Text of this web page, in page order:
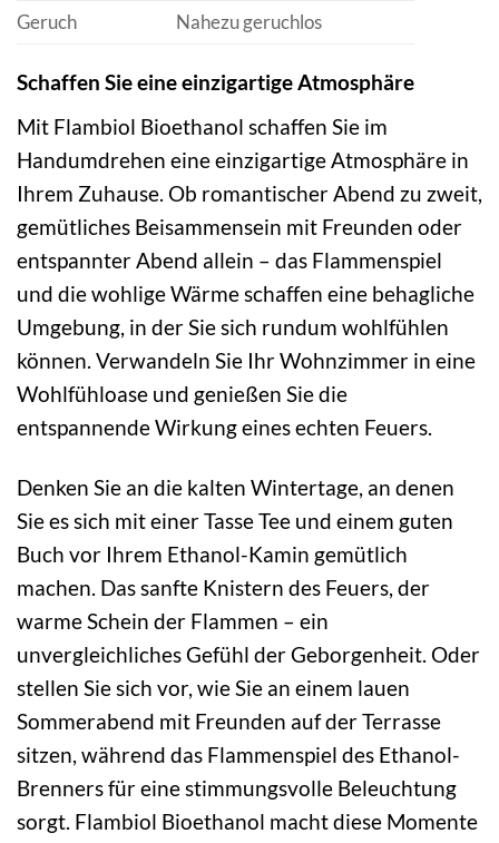
Geruch
Nahezu geruchlos
Schaffen Sie eine einzigartige Atmosphäre
Mit Flambiol Bioethanol schaffen Sie im
Handumdrehen eine einzigartige Atmosphäre in
Ihrem Zuhause. Ob romantischer Abend zu zweit,
gemütliches Beisammensein mit Freunden oder
entspannter Abend allein – das Flammenspiel
und die wohlige Wärme schaffen eine behagliche
Umgebung, in der Sie sich rundum wohlfühlen
können. Verwandeln Sie Ihr Wohnzimmer in eine
Wohlfühloase und genießen Sie die
entspannende Wirkung eines echten Feuers.
Denken Sie an die kalten Wintertage, an denen
Sie es sich mit einer Tasse Tee und einem guten
Buch vor Ihrem Ethanol-Kamin gemütlich
machen. Das sanfte Knistern des Feuers, der
warme Schein der Flammen – ein
unvergleichliches Gefühl der Geborgenheit. Oder
stellen Sie sich vor, wie Sie an einem lauen
Sommerabend mit Freunden auf der Terrasse
sitzen, während das Flammenspiel des Ethanol-
Brenners für eine stimmungsvolle Beleuchtung
sorgt. Flambiol Bioethanol macht diese Momente